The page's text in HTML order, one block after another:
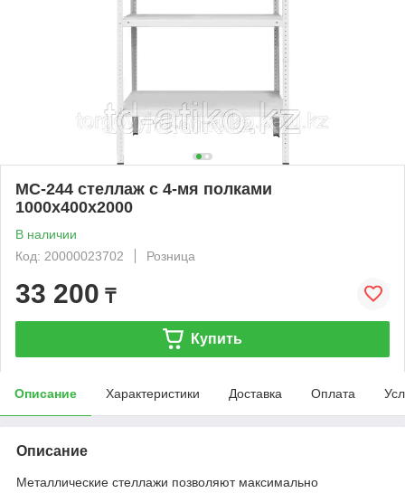
МС-244 стеллаж с 4-мя полками
1000х400х2000
В наличии
Код: 20000023702
Розница
33 200 ₸
Купить
Описание Характеристики Доставка Оплата
Описание
Металлические стеллажи позволяют максимально